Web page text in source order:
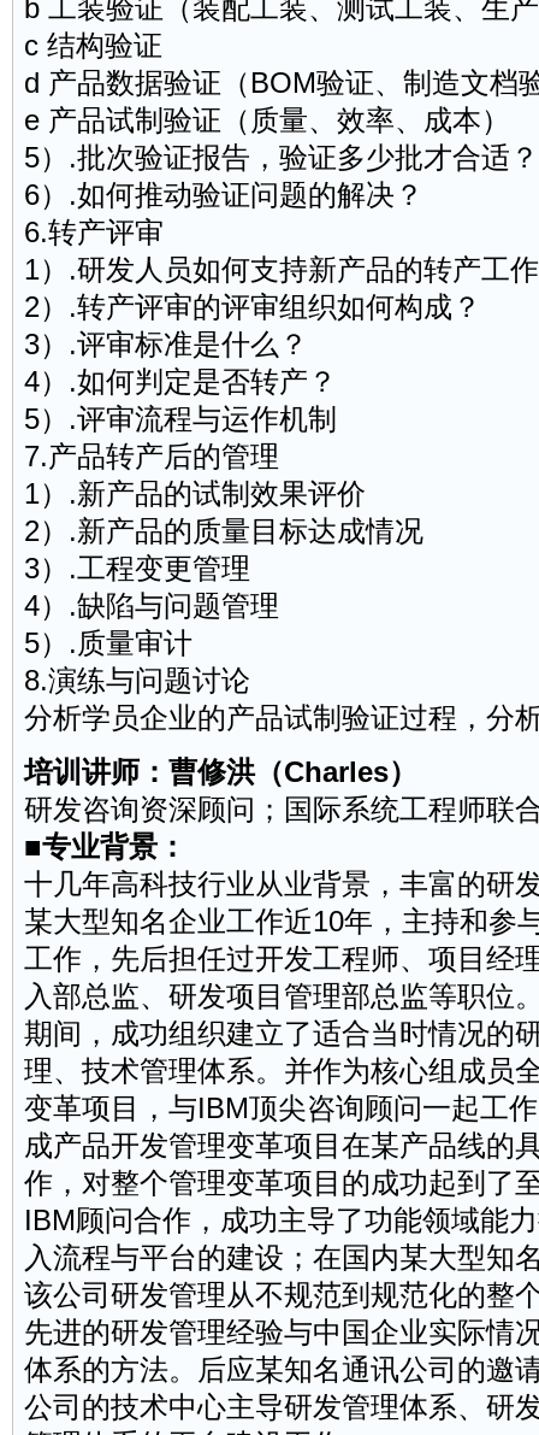
b 工装验证（装配工装、测试工装、生
c 结构验证
d 产品数据验证（BOM验证、制造文档
e 产品试制验证（质量、效率、成本）
5）.批次验证报告，验证多少批才合适？
6）.如何推动验证问题的解决？
6.转产评审
1）.研发人员如何支持新产品的转产工作
2）.转产评审的评审组织如何构成？
3）.评审标准是什么？
4）.如何判定是否转产？
5）.评审流程与运作机制
7.产品转产后的管理
1）.新产品的试制效果评价
2）.新产品的质量目标达成情况
3）.工程变更管理
4）.缺陷与问题管理
5）.质量审计
8.演练与问题讨论
分析学员企业的产品试制验证过程，分
培训讲师：曹修洪（Charles）
研发咨询资深顾问；国际系统工程师联
■专业背景：
十几年高科技行业从业背景，丰富的研
某大型知名企业工作近10年，主持和参
工作，先后担任过开发工程师、项目经
入部总监、研发项目管理部总监等职位
期间，成功组织建立了适合当时情况的
理、技术管理体系。并作为核心组成员
变革项目，与IBM顶尖咨询顾问一起工
成产品开发管理变革项目在某产品线的
作，对整个管理变革项目的成功起到了
IBM顾问合作，成功主导了功能领域能
入流程与平台的建设；在国内某大型知
该公司研发管理从不规范到规范化的整
先进的研发管理经验与中国企业实际情
体系的方法。后应某知名通讯公司的邀
公司的技术中心主导研发管理体系、研